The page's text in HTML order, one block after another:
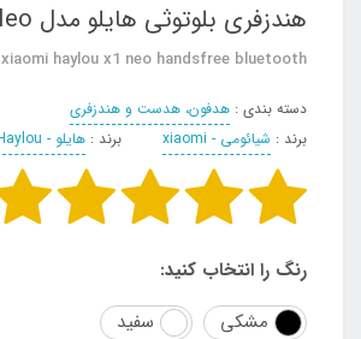
هندزفری بلوتوثی هایلو مدل X1 Neo
xiaomi haylou x1 neo handsfree bluetooth
دسته بندی : هدفون، هدست و هندزفری
برند : شیائومی - xiaomi برند : هایلو - Haylou
رنگ را انتخاب کنید:
مشکی
سفید